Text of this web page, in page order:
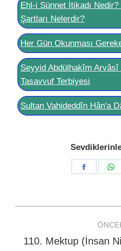
Ehl-i Sünnet İtikadı
Şartları Nelerdir?
Her Gün Okunması
Seyyid Abdülhakîm
Tasavvuf Terbiyesi
Sultan Vahideddîn Hân'a
Share
navigation
110. Mektup (İnsan